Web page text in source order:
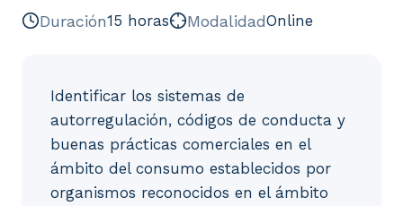
Duración15 horas ModalidadOnline
Identificar los sistemas de
autorregulación, códigos de conducta y
buenas prácticas comerciales en el
ámbito del consumo establecidos por
organismos reconocidos en el ámbito